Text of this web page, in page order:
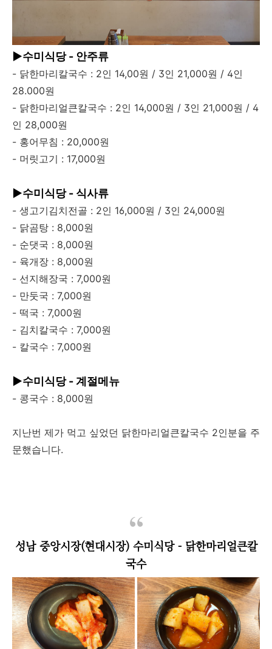
▶수미식당 - 안주류
- 닭한마리칼국수 : 2인 14,00원 / 3인 21,000원 / 4인
28.000원
- 닭한마리얼큰칼국수 : 2인 14,000원 / 3인 21,000원 / 4
인 28,000원
- 홍어무침 : 20,000원
- 머릿고기 : 17,000원
▶수미식당 - 식사류
- 생고기김치전골 : 2인 16,000원 / 3인 24,000원
- 닭곰탕 : 8,000원
- 순댓국 : 8,000원
- 육개장 : 8,000원
- 선지해장국 : 7,000원
- 만둣국 : 7,000원
- 떡국 : 7,000원
- 김치칼국수 : 7,000원
- 칼국수 : 7,000원
▶수미식당 - 계절메뉴
- 콩국수 : 8,000원
지난번 제가 먹고 싶었던 닭한마리얼큰칼국수 2인분을 주
문했습니다.
성남 중앙시장(현대시장) 수미식당 - 닭한마리얼큰칼
국수